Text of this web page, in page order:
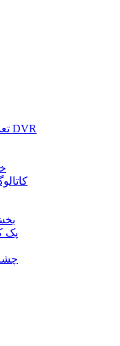
تعمیر دوربین مداربسته و DVR
پک